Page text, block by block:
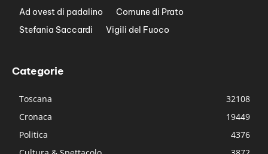
Ad ovest di padalino
Comune di Prato
Stefania Saccardi
Vigili del Fuoco
Categorie
Toscana
32108
Cronaca
19449
Politica
4376